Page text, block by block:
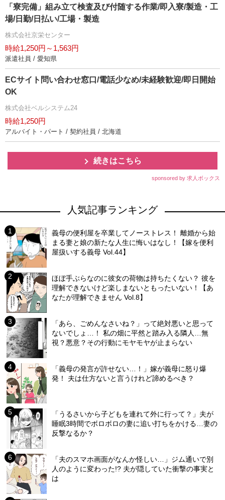
「寮完備」組み立て検査及び付随する作業/即入寮/製造・工
場/日勤/日払い/工場・製造
株式会社京栄センター
時給1,250円～1,563円
派遣社員 / 愛知県
ECサイト問い合わせ窓口/電話少なめ/未経験歓迎/即日開始
OK
株式会社ベルシステム24
時給1,250円
アルバイト・パート / 契約社員 / 北海道
続きはこちら
sponsored by 求人ボックス
人気記事ランキング
義母の便利屋を卒業してノーストレス！ 離婚から始
まる妻と娘の新たな人生に悔いはなし！【嫁を便利
屋扱いする義母 Vol.44】
ほぼ手ぶらなのに彼女の荷物は持ちたくない？ 彼を
理解できないけど楽しまないともったいない！【あ
なたが理解できません Vol.8】
「あら、ごめんなさいね？」って絶対悪いと思って
ないでしょ…！ 私の畑に平然と踏み入る隣人…無
視？悪意？その行動にモヤモヤが止まらない
「義母の発言が許せない…！」嫁が義母に怒り爆
発！ 夫は仕方ないと言うけれど諦めるべき？
「うるさいから子どもを連れて外に行って？」夫が
睡眠3時間でボロボロの妻に追い打ちをかける…妻の
反撃なるか？
「夫のスマホ画面がなんか怪しい…」ジム通いで別
人のように変わった!? 夫が隠していた衝撃の事実と
は